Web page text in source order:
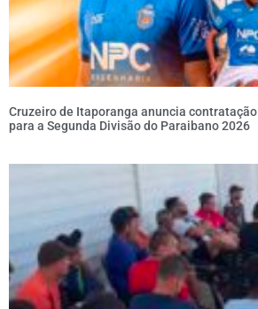
Cruzeiro de Itaporanga anuncia
para a Segunda Divisão do Paraibano 2026